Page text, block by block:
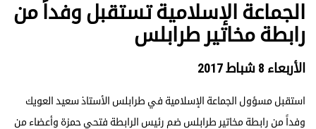
الجماعة الإسلامية تستقبل وفداً من
رابطة مخاتير طرابلس
الأربعاء 8 شباط 2017
استقبل مسؤول الجماعة الإسلامية في طرابلس الأستاذ سعيد العويك
وفداً من رابطة مخاتير طرابلس ضم رئيس الرابطة فتحي حمزة وأعضاء من